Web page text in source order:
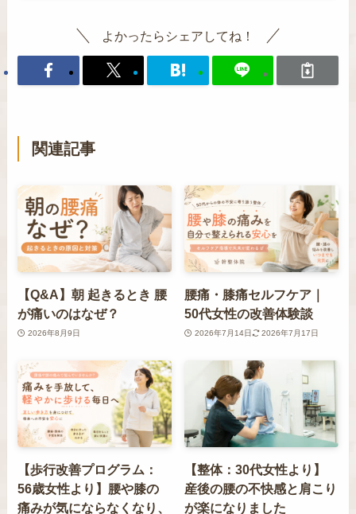
よかったらシェアしてね！
関連記事
【Q&A】朝 起きるとき 腰
が痛いのはなぜ？
2026年8月9日
腰痛・膝痛セルフケア｜
50代女性の改善体験談
2026年7月14日 2026年7月17日
【歩行改善プログラム：
56歳女性より】腰や膝の
痛みが気にならなくなり、
【整体：30代女性より】
産後の腰の不快感と肩こり
が楽になりました